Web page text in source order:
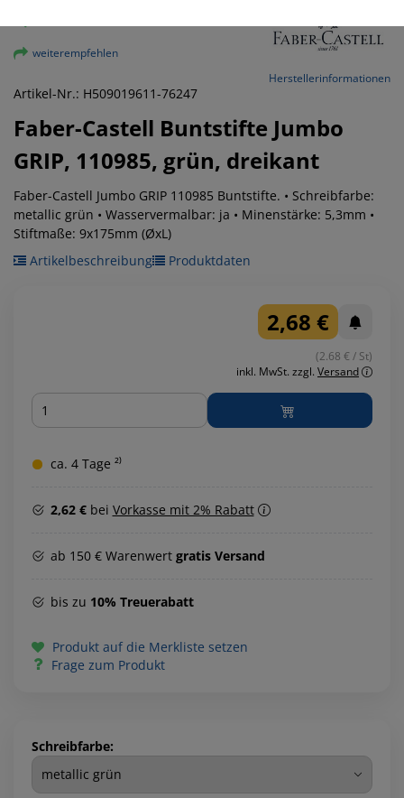
Herstellerinformationen
weiterempfehlen
Artikel-Nr.: H509019611-76247
Faber-Castell Buntstifte Jumbo
GRIP, 110985, grün, dreikant
Faber-Castell Jumbo GRIP 110985 Buntstifte. • Schreibfarbe:
metallic grün • Wasservermalbar: ja • Minenstärke: 5,3mm •
Stiftmaße: 9x175mm (ØxL)
Artikelbeschreibung
Produktdaten
2,68 €
(2.68 € / St)
inkl. MwSt. zzgl. Versand
Menge
ca. 4 Tage ²⁾
2,62 €bei Vorkasse mit 2% Rabatt
ab 150 € Warenwert gratis Versand
bis zu 10% Treuerabatt
Produkt auf die Merkliste setzen
Frage zum Produkt
Schreibfarbe: